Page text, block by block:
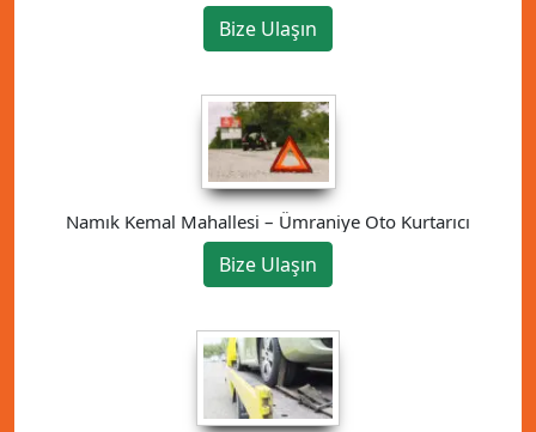
Bize Ulaşın
Namık Kemal Mahallesi – Ümraniye Oto Kurtarıcı
Bize Ulaşın